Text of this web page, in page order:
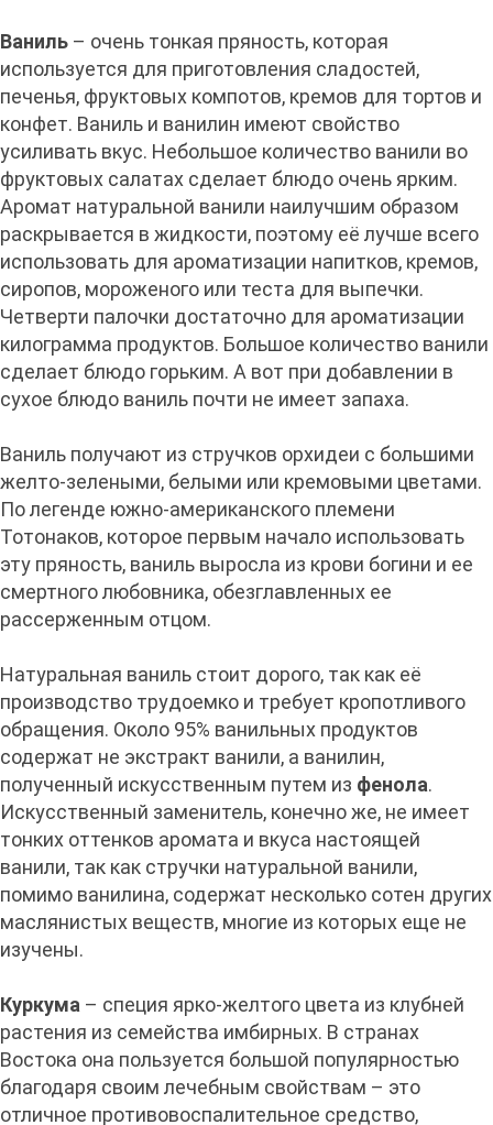
Ваниль – очень тонкая пряность, которая
используется для приготовления сладостей,
печенья, фруктовых компотов, кремов для тортов и
конфет. Ваниль и ванилин имеют свойство
усиливать вкус. Небольшое количество ванили во
фруктовых салатах сделает блюдо очень ярким.
Аромат натуральной ванили наилучшим образом
раскрывается в жидкости, поэтому её лучше всего
использовать для ароматизации напитков, кремов,
сиропов, мороженого или теста для выпечки.
Четверти палочки достаточно для ароматизации
килограмма продуктов. Большое количество ванили
сделает блюдо горьким. А вот при добавлении в
сухое блюдо ваниль почти не имеет запаха.
Ваниль получают из стручков орхидеи с большими
желто-зелеными, белыми или кремовыми цветами.
По легенде южно-американского племени
Тотонаков, которое первым начало использовать
эту пряность, ваниль выросла из крови богини и ее
смертного любовника, обезглавленных ее
рассерженным отцом.
Натуральная ваниль стоит дорого, так как её
производство трудоемко и требует кропотливого
обращения. Около 95% ванильных продуктов
содержат не экстракт ванили, а ванилин,
полученный искусственным путем из фенола.
Искусственный заменитель, конечно же, не имеет
тонких оттенков аромата и вкуса настоящей
ванили, так как стручки натуральной ванили,
помимо ванилина, содержат несколько сотен других
маслянистых веществ, многие из которых еще не
изучены.
Куркума – специя ярко-желтого цвета из клубней
растения из семейства имбирных. В странах
Востока она пользуется большой популярностью
благодаря своим лечебным свойствам – это
отличное противовоспалительное средство,